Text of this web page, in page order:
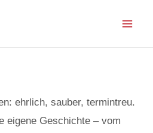
ehrlich, sauber, termintreu.
eigene Geschichte – vom